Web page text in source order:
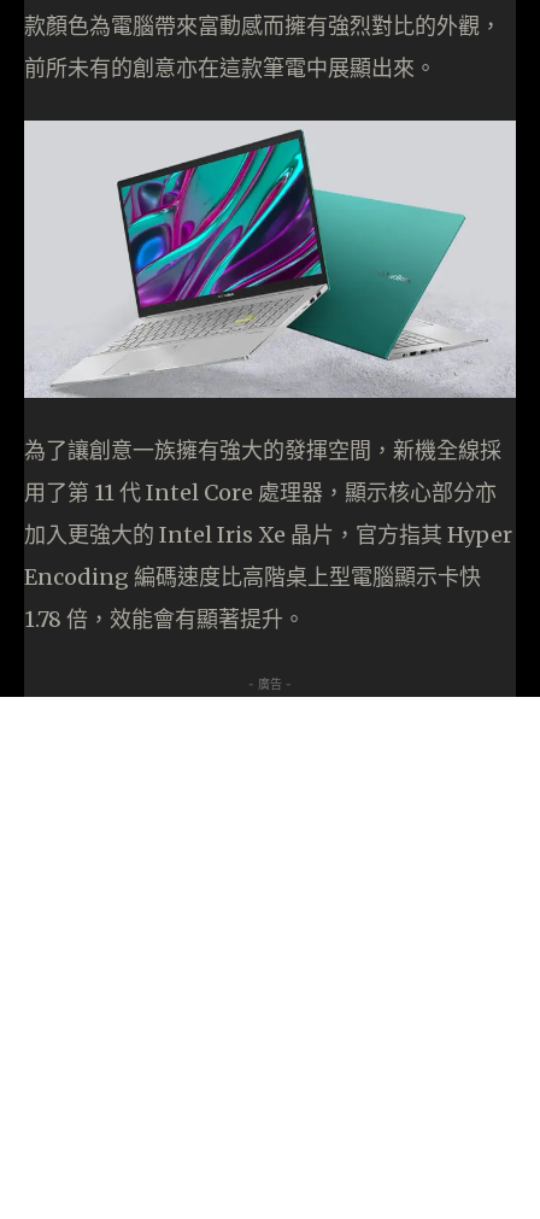
款顏色為電腦帶來富動感而擁有強烈對比的外觀，
前所未有的創意亦在這款筆電中展顯出來。
為了讓創意一族擁有強大的發揮空間，新機全線採
用了第 11 代 Intel Core 處理器，顯示核心部分亦
加入更強大的 Intel Iris Xe 晶片，官方指其 Hyper
Encoding 編碼速度比高階桌上型電腦顯示卡快
1.78 倍，效能會有顯著提升。
- 廣告 -